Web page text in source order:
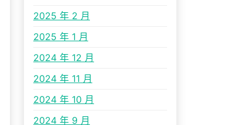
2025 年 2 月
2025 年 1 月
2024 年 12 月
2024 年 11 月
2024 年 10 月
2024 年 9 月